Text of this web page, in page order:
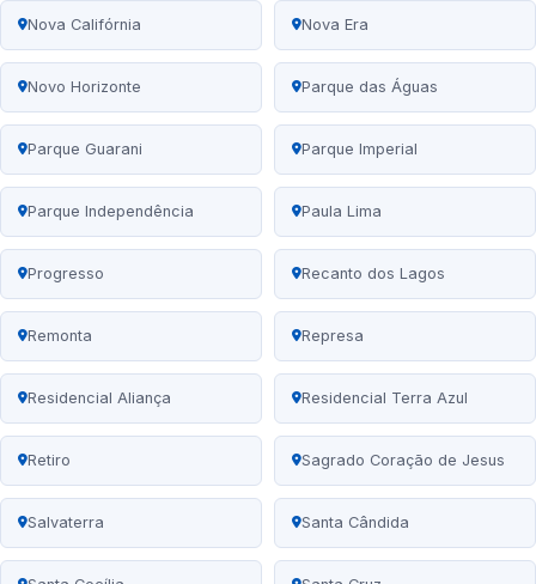
Nova Califórnia Nova Era
Novo Horizonte Parque das Águas
Parque Guarani Parque Imperial
Parque Independência Paula Lima
Progresso Recanto dos Lagos
Remonta Represa
Residencial Aliança Residencial Terra Azul
Retiro Sagrado Coração de Jesus
Salvaterra Santa Cândida